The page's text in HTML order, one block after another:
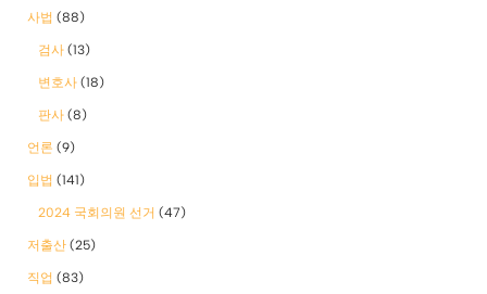
사법 (88)
검사 (13)
변호사 (18)
판사 (8)
언론 (9)
입법 (141)
2024 국회의원 선거 (47)
저출산 (25)
직업 (83)